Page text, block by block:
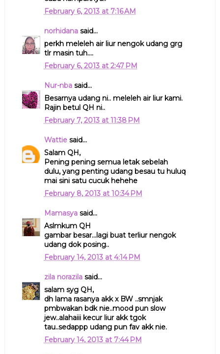
February 6, 2013 at 7:16 AM
norhidanasaid...
perkh meleleh air liur nengok udang grg
tlr masin tuh....
February 6, 2013 at 2:47 PM
Nur-nbasaid...
Besarnya udang ni.. meleleh air liur kami.
Rajin betul QH ni..
February 7, 2013 at 11:38 PM
Wattiesaid...
Salam QH,
Pening pening semua letak sebelah
dulu, yang penting udang besau tu huluq
mai sini satu cucuk hehehe
February 8, 2013 at 10:34 PM
Mamasyasaid...
Aslmkum QH
gambar besar...lagi buat terliur nengok
udang dok posing..
February 14, 2013 at 4:14 PM
zila norazilasaid...
salam syg QH,
dh lama rasanya akk x BW ..smnjak
pmbwakan bdk nie..mood pun slow
jew..alahaiii kecur liur akk tgok
tau..sedappp udang pun fav akk nie.
February 14, 2013 at 7:44 PM